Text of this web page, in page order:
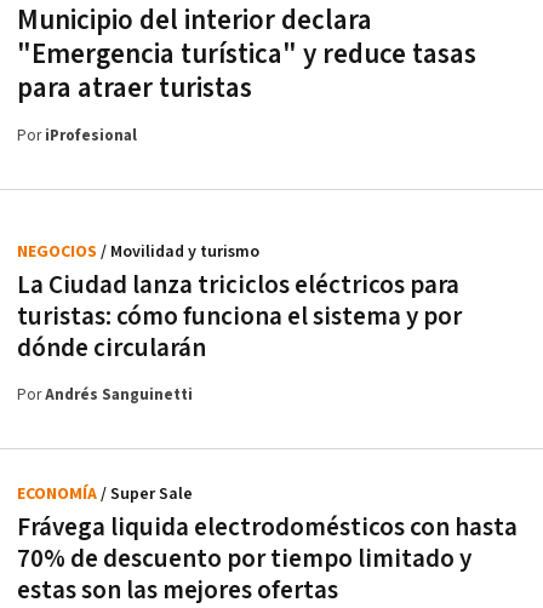
Municipio del interior declara
"Emergencia turística" y reduce tasas
para atraer turistas
PoriProfesional
La Ciudad lanza triciclos eléctricos para
turistas: cómo funciona el sistema y por
dónde circularán
NEGOCIOS / Movilidad y turismo
PorAndrés Sanguinetti
Frávega liquida electrodomésticos con hasta
70% de descuento por tiempo limitado y
estas son las mejores ofertas
ECONOMÍA/ Super Sale